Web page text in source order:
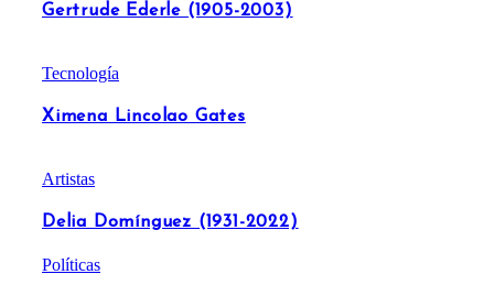
Gertrude Ederle (1905-2003)
Tecnología
Ximena Lincolao Gates
Artistas
Delia Domínguez (1931-2022)
Políticas